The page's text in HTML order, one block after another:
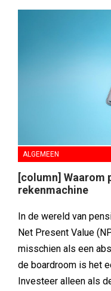
ALGEMEEN
[column] Waarom
rekenmachine
In de wereld van
Net Present Value
misschien als een
de boardroom is het
Investeer alleen als